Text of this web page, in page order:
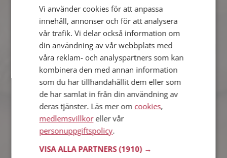
Det finns tusentals fotoalbum med
spännande bilder på siten.
Alexander
Söker kvinna 29 - 43 år
Du kan chatta live med Alexander och
alla andra singlar om du är medlem på
Mötesplatsen. Du kan bli medlem fort
och enkelt.
Vi använder cookies för att anpassa
innehåll, annonser och för att analysera
vår trafik. Vi delar också information om
din användning av vår webbplats med
våra reklam- och analyspartners som kan
kombinera den med annan information
som du har tillhandahållit dem eller som
de har samlat in från din användning av
deras tjänster. Läs mer om cookies,
medlemsvillkoreller vår
personuppgiftspolicy.
VISA ALLA PARTNERS(1910) →